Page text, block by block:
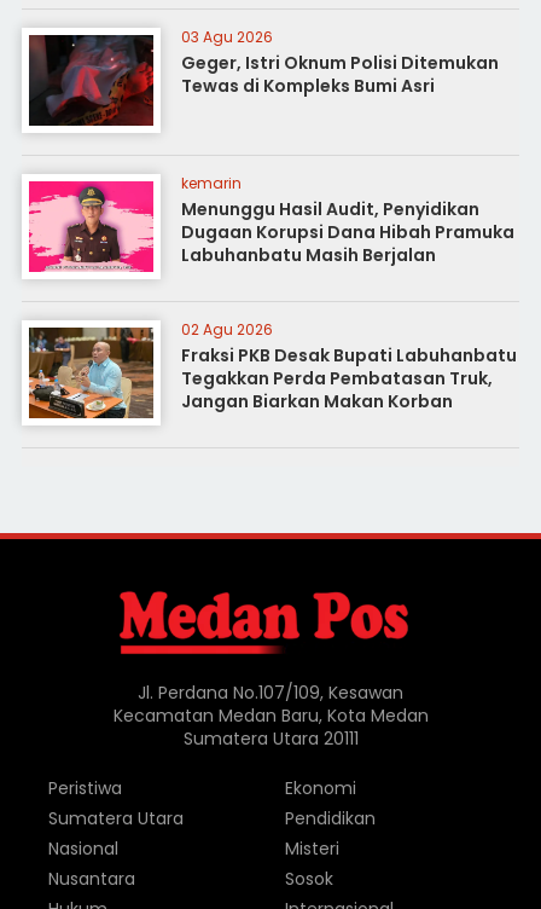
03 Agu 2026
Geger, Istri Oknum Polisi Ditemukan
Tewas di Kompleks Bumi Asri
kemarin
Menunggu Hasil Audit, Penyidikan
Dugaan Korupsi Dana Hibah Pramuka
Labuhanbatu Masih Berjalan
02 Agu 2026
Fraksi PKB Desak Bupati Labuhanbatu
Tegakkan Perda Pembatasan Truk,
Jangan Biarkan Makan Korban
Jl. Perdana No.107/109, Kesawan
Kecamatan Medan Baru, Kota Medan
Sumatera Utara 20111
Peristiwa
Sumatera Utara
Nasional
Nusantara
Ekonomi
Pendidikan
Misteri
Sosok